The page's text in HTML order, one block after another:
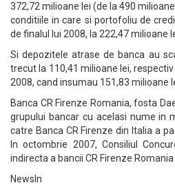
372,72 milioane lei (de la 490
conditiile in care si portofoliu de
de finalul lui 2008, la 222,47 milioane
Si depozitele atrase de banca au
trecut la 110,41 milioane lei,
2008, cand insumau 151,83 milioane
Banca CR Firenze Romania, fosta
grupului bancar cu acelasi nume in
catre Banca CR Firenze din Italia a
In octombrie 2007, Consiliul
indirecta a bancii CR Firenze
NewsIn